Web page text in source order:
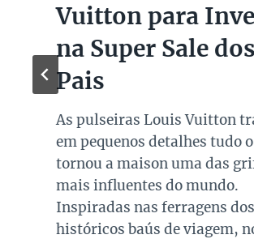
Vuitton para
na Super Sale dos
Pais
As pulseiras Louis Vuitton
em pequenos detalhes tudo
tornou a maison uma das
mais influentes do mundo.
Inspiradas nas ferragens dos
históricos baús de viagem,